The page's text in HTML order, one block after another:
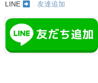
LINE 友達追加